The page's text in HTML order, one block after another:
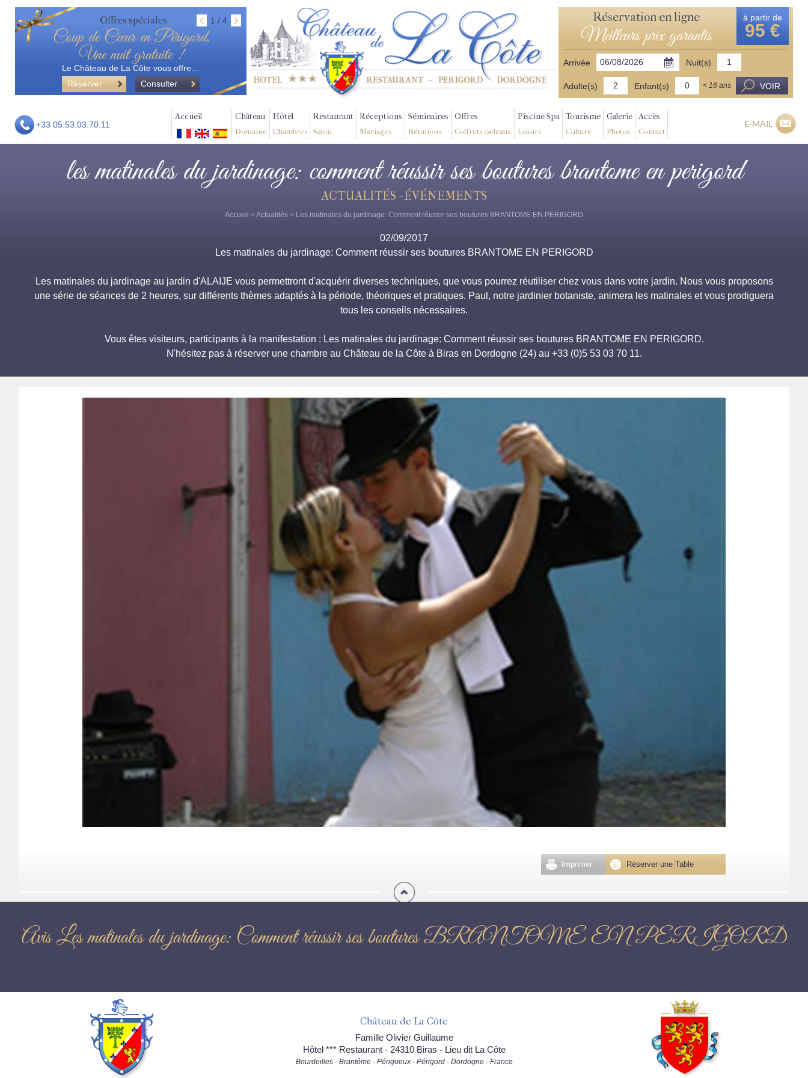
Offres spéciales 1 / 4
Coup de Cœur en Périgord,
Une nuit gratuite !
Le Château de La Côte vous offre…
Réserver
Consulter
Réservation en ligne
Meilleurs prix garantis
à partir de
95 €
Arrivée Nuit(s)
Adulte(s) Enfant(s) < 16 ans VOIR
+33 05.53.03.70.11
Accueil Château
Domaine
Hôtel
Chambres
Restaurant
Salon
Réceptions
Mariages
Séminaires
Réunions
Offres
Coffrets cadeaux
Piscine Spa
Loisirs
Tourisme
Culture
Galerie
Photos
Accès
Contact
E-MAIL
les matinales du jardinage: comment réussir ses boutures brantome en perigord
ACTUALITÉS - ÉVÉNEMENTS
Accueil >Actualités > Les matinales du jardinage: Comment réussir ses boutures BRANTOME EN PERIGORD
02/09/2017
Les matinales du jardinage: Comment réussir ses boutures BRANTOME EN PERIGORD
Les matinales du jardinage au jardin d'ALAIJE vous permettront d'acquérir diverses techniques, que vous pourrez réutiliser chez vous dans votre jardin. Nous vous proposons
une série de séances de 2 heures, sur différents thèmes adaptés à la période, théoriques et pratiques. Paul, notre jardinier botaniste, animera les matinales et vous prodiguera
tous les conseils nécessaires.
Vous êtes visiteurs, participants à la manifestation : Les matinales du jardinage: Comment réussir ses boutures BRANTOME EN PERIGORD.
N'hésitez pas à réserver une chambre au Château de la Côte à Biras en Dordogne (24) au +33 (0)5 53 03 70 11.
Réserver une Table
Imprimer
Avis Les matinales du jardinage: Comment réussir ses boutures BRANTOME EN PERIGORD
Château de La Côte
Famille Olivier Guillaume
Hôtel *** Restaurant - 24310 Biras - Lieu dit La Côte
Bourdeilles - Brantôme - Périgueux - Périgord - Dordogne - France